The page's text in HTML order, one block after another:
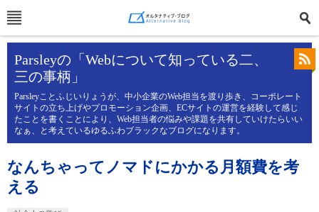
Parsleyの「Webについて知っている二、
三の事柄」
Parsleyことふじいりょうが、中小企業のWeb担当を渡り歩き、コーポレート
サイトの立ち上げやプロモーション企画、ECサイトの運営を経験して感じ
たことを書くことにより、Web担当者の悩みや課題を共有していけたらいい
なぁ、と考えているゆるふわブラックなブログになります。
なんちゃってノマドにかかる月額費を考
える